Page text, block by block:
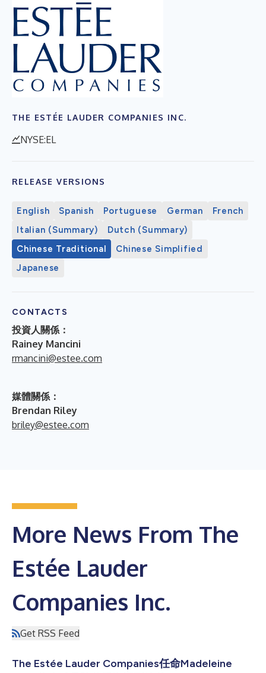
THE ESTÉE LAUDER COMPANIES INC.
NYSE:EL
RELEASE VERSIONS
English Spanish Portuguese German
French
Italian (Summary)
Dutch (Summary)
Chinese Traditional
Chinese Simplified
Japanese
CONTACTS
投資人關係：
Rainey Mancini
rmancini@estee.com
媒體關係：
Brendan Riley
briley@estee.com
More News From The
Estée Lauder
Companies Inc.
Get RSS Feed
The Estée Lauder Companies任命Madeleine